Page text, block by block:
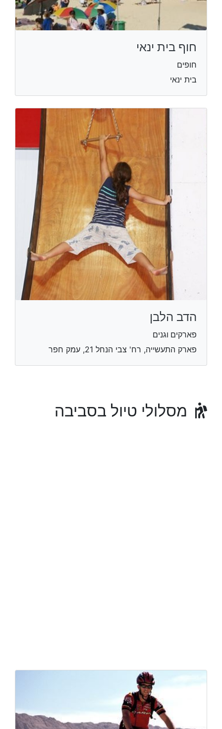
חוף בית ינאי
חופים
בית ינאי
הדב הלבן
פארקים וגנים
פארק התעשייה, רח' צבי הנחל 21, עמק חפר
מסלולי טיול בסביבה